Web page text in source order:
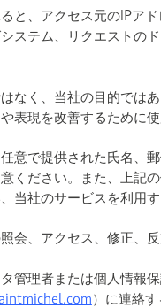
と、アクセス元のIPア
ステム、リクエストの
なく、当社の目的では
表現を改善するために使
意で提供された氏名、
ください。また、上記
当社のサービスを利用す
会、アクセス、修正、
管理者または個人情報
）に連絡